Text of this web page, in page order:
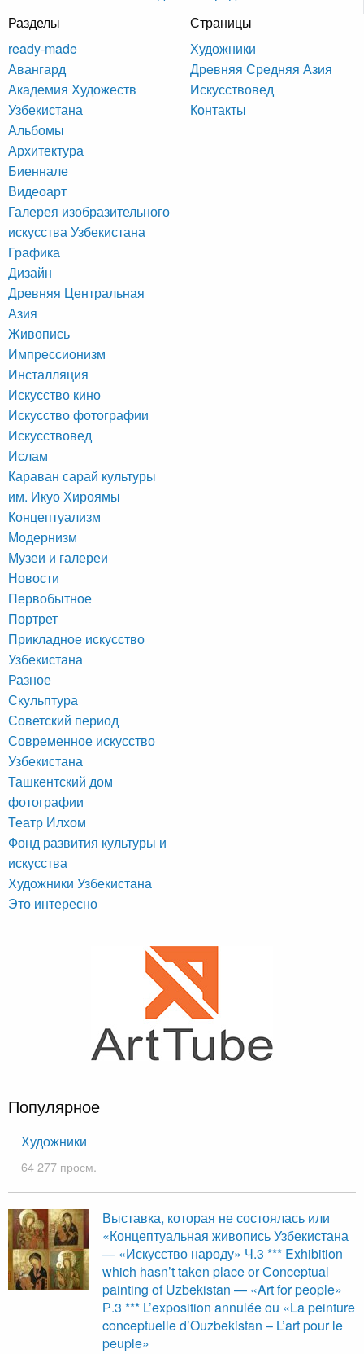
Разделы
ready-made
Авангард
Академия Художеств
Узбекистана
Альбомы
Архитектура
Биеннале
Видеоарт
Галерея изобразительного
искусства Узбекистана
Графика
Дизайн
Древняя Центральная
Азия
Живопись
Импрессионизм
Инсталляция
Искусство кино
Искусство фотографии
Искусствовед
Ислам
Караван сарай культуры
им. Икуо Хироямы
Концептуализм
Модернизм
Музеи и галереи
Новости
Первобытное
Портрет
Прикладное искусство
Узбекистана
Разное
Скульптура
Советский период
Современное искусство
Узбекистана
Ташкентский дом
фотографии
Театр Илхом
Фонд развития культуры и
искусства
Художники Узбекистана
Это интересно
Страницы
Художники
Древняя Средняя Азия
Искусствовед
Контакты
Популярное
Художники
64 277 просм.
Выставка, которая не состоялась или
«Концептуальная живопись Узбекистана
— «Искусство народу» Ч.3 *** Exhibition
which hasn’t taken place or Сonceptual
painting of Uzbekistan — «Art for people»
Р.3 *** L’exposition annulée ou «La peinture
conceptuelle d’Ouzbekistan – L’art pour le
peuple»